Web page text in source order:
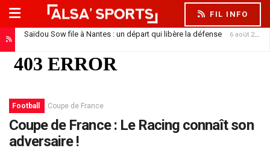
FIL INFO
Saïdou Sow file à Nantes : un départ qui libère la défense 6 août 2026
Football Coupe de France
Coupe de France : Le Racing connaît son
adversaire !